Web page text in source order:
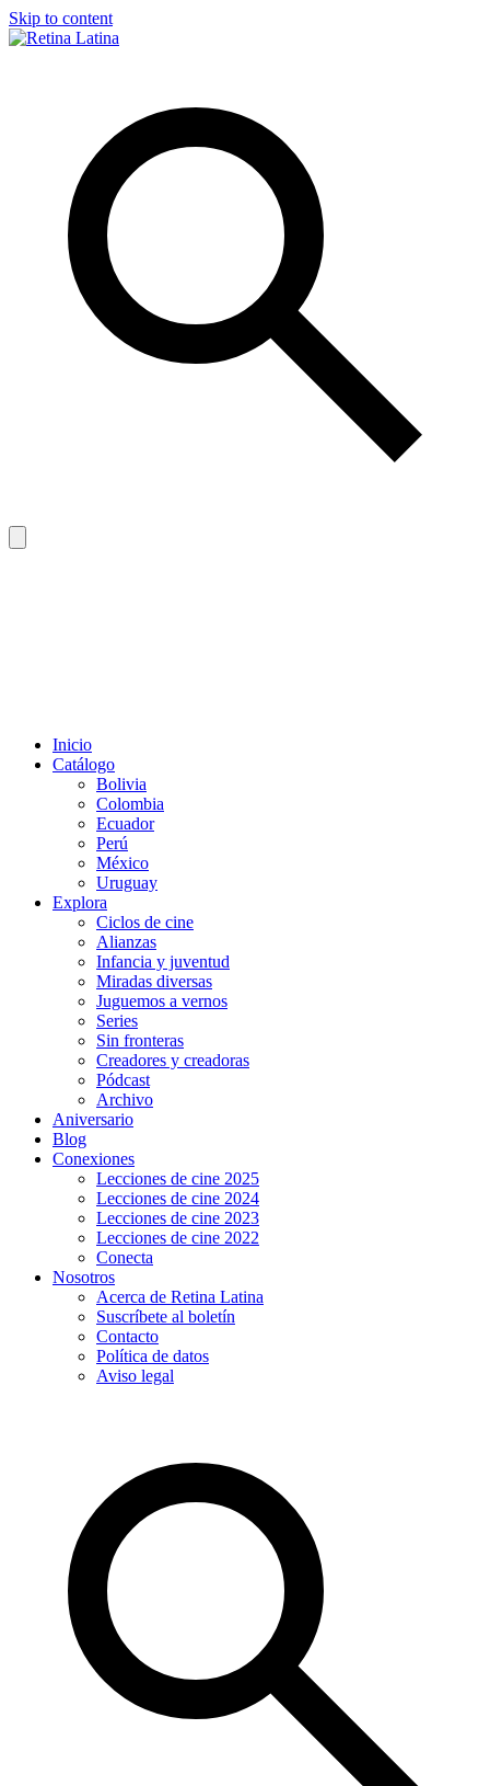
Skip to content
Inicio
Catálogo
Bolivia
Colombia
Ecuador
Perú
México
Uruguay
Explora
Ciclos de cine
Alianzas
Infancia y juventud
Miradas diversas
Juguemos a vernos
Series
Sin fronteras
Creadores y creadoras
Pódcast
Archivo
Aniversario
Blog
Conexiones
Lecciones de cine 2025
Lecciones de cine 2024
Lecciones de cine 2023
Lecciones de cine 2022
Conecta
Nosotros
Acerca de Retina Latina
Suscríbete al boletín
Contacto
Política de datos
Aviso legal